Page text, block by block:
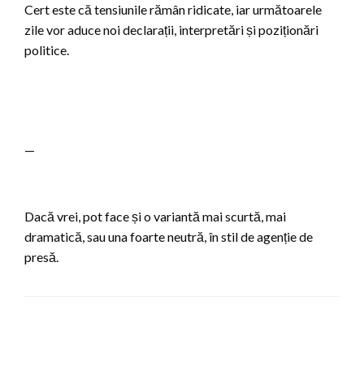
Cert este că tensiunile rămân ridicate, iar următoarele
zile vor aduce noi declarații, interpretări și poziționări
politice.
—
Dacă vrei, pot face și o variantă mai scurtă, mai
dramatică, sau una foarte neutră, în stil de agenție de
presă.